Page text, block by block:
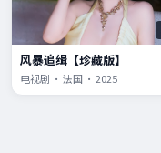
风暴追缉【珍藏版】
电视剧 · 法国 · 2025